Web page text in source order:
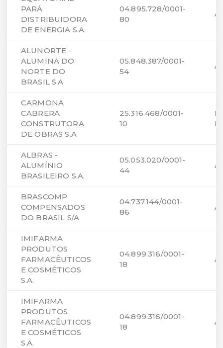
PARÁ
DISTRIBUIDORA
DE ENERGIA S.A.
04.895.728/0001-
80
ALUNORTE -
ALUMINA DO
NORTE DO
BRASIL S.A
05.848.387/0001-
54
CARMONA
CABRERA
CONSTRUTORA
DE OBRAS S.A
25.316.468/0001-
10
ALBRAS -
ALUMÍNIO
BRASILEIRO S.A.
05.053.020/0001-
44
BRASCOMP
COMPENSADOS
DO BRASIL S/A
04.737.144/0001-
86
IMIFARMA
PRODUTOS
FARMACÊUTICOS
E COSMÉTICOS
S.A.
04.899.316/0001-
18
IMIFARMA
PRODUTOS
FARMACÊUTICOS
E COSMÉTICOS
S.A.
04.899.316/0001-
18